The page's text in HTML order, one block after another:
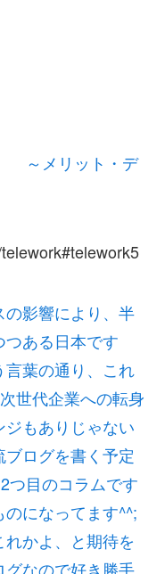
～メリット・デ
影響により、半
ある日本です
葉の通り、これ
世代企業への転身
もありじゃない
ログを書く予定
つ目のコラムです
になってます^^;
かよ、と期待を
グなので好き勝手